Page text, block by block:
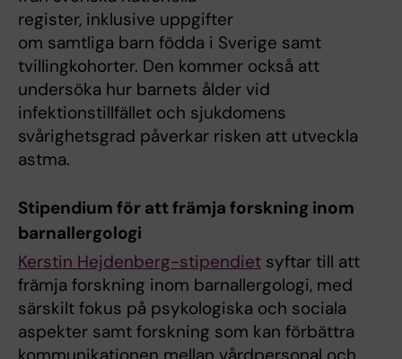
register, inklusive uppgifter
om samtliga barn födda i Sverige samt
tvillingkohorter. Den kommer också att
undersöka hur barnets ålder vid
infektionstillfället och sjukdomens
svårighetsgrad påverkar risken att utveckla
astma.
Stipendium för att främja forskning inom
barnallergologi
Kerstin Hejdenberg-stipendiet syftar till att
främja forskning inom barnallergologi, med
särskilt fokus på psykologiska och sociala
aspekter samt forskning som kan förbättra